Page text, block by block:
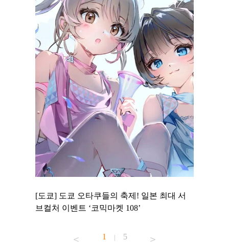
[도쿄] 도쿄 오타쿠들의 축제! 일본 최대 서
브컬처 이벤트 ‘코믹마켓 108’
1 | 5